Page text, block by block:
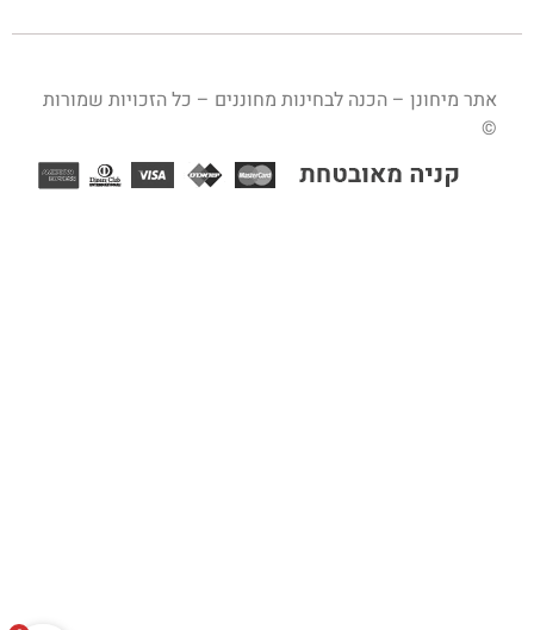
אתר מיחונן – הכנה לבחינות מחוננים – כל הזכויות שמורות